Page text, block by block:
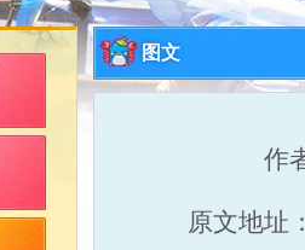
图文
作
原文地址